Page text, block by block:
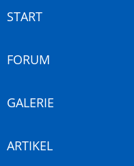
START
FORUM
GALERIE
ARTIKEL